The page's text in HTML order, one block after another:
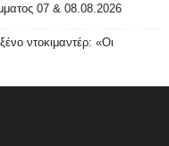
07 & 08.08.2026
ντοκιμαντέρ: «Οι